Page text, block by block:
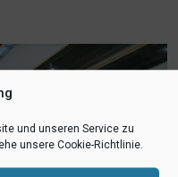
und unseren Service zu
unsere Cookie-Richtlinie.